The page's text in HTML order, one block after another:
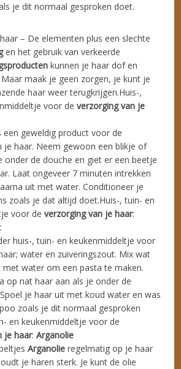
je dit normaal gesproken doet.
– De elementen plus een slechte
en het gebruik van verkeerde
kunnen je haar dof en
maak je geen zorgen, je kunt je
haar weer terugkrijgen.Huis-,
voor deverzorging van je
een geweldig product voor de
je haar. Neem gewoon een blikje of
onder de douche en giet er een beetje
Laat ongeveer 7 minuten intrekken
uit met water. Conditioneer je
zoals je dat altijd doet.Huis-, tuin- en
voor deverzorging van je haar:
huis-, tuin- en keukenmiddeltje voor
water en zuiveringszout. Mix wat
met water om een pasta te maken.
op nat haar aan als je onder de
je haar uit met koud water en was
zoals je dit normaal gesproken
en keukenmiddeltje voor de
je haar:Arganolie
Arganolie regelmatig op je haar
je haren sterk. Je kunt de olie